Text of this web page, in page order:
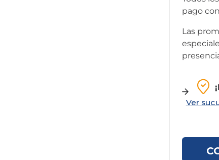
pago
Las
Ver